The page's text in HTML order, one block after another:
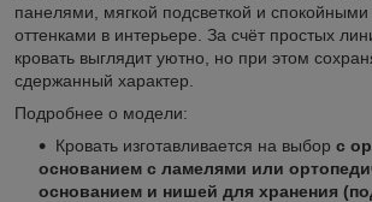
панелями, мягкой подсветкой и
оттенками в интерьере. За счёт простых
кровать выглядит уютно, но при этом
сдержанный характер.
Подробнее о модели:
Кровать изготавливается на выбор с
основанием с ламелями или
основанием и нишей для хранения